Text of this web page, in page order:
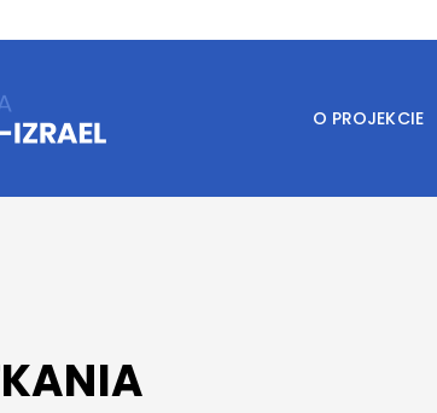
O PROJEKCIE